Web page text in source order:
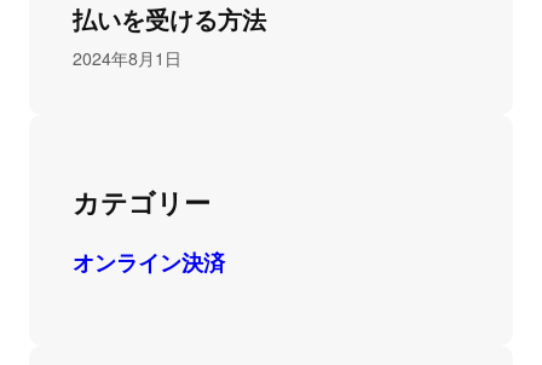
払いを受ける方法
2024年8月1日
カテゴリー
オンライン決済